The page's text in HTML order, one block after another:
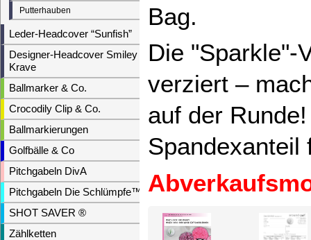
Putterhauben
Leder-Headcover “Sunfish”
Designer-Headcover Smiley &
Krave
Ballmarker & Co.
Crocodily Clip & Co.
Ballmarkierungen
Golfbälle & Co
Pitchgabeln DivA
Pitchgabeln Die Schlümpfe™
SHOT SAVER ®
Zählketten
Bag.
Die "Sparkle"-
verziert –
auf der
Spandexanteil